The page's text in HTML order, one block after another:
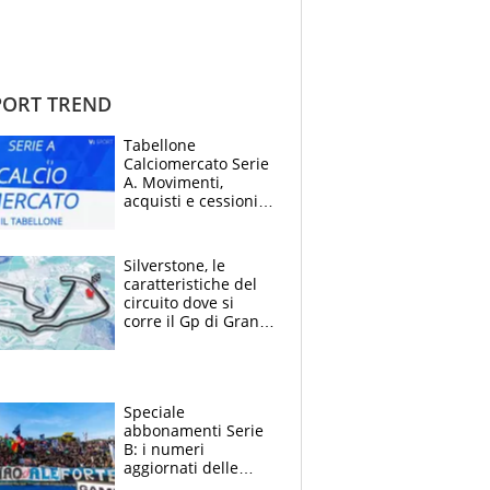
TREND
Tabellone
Calciomercato Serie
A. Movimenti,
acquisti e cessioni:
Silverstone, le
caratteristiche del
circuito dove si
corre il Gp di Gran
Speciale
abbonamenti Serie
B: i numeri
aggiornati delle